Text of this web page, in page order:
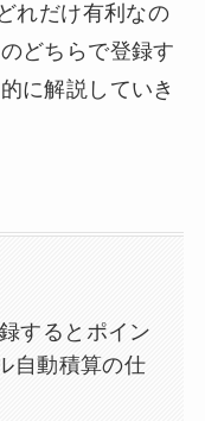
れだけ有利なの
どちらで登録す
に解説していき
するとポイン
自動積算の仕